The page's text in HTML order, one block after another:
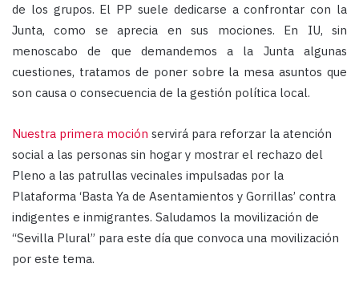
de los grupos. El PP suele dedicarse a confrontar con la
Junta, como se aprecia en sus mociones. En IU, sin
menoscabo de que demandemos a la Junta algunas
cuestiones, tratamos de poner sobre la mesa asuntos que
son causa o consecuencia de la gestión política local.
Nuestra primera moción servirá para reforzar la atención
social a las personas sin hogar y mostrar el rechazo del
Pleno a las patrullas vecinales impulsadas por la
Plataforma ‘Basta Ya de Asentamientos y Gorrillas’ contra
indigentes e inmigrantes. Saludamos la movilización de
“Sevilla Plural” para este día que convoca una movilización
por este tema.